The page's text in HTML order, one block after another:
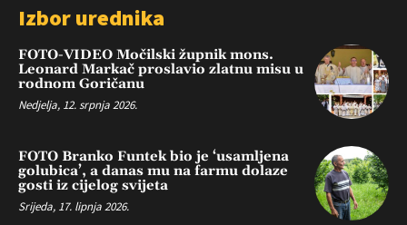
Izbor urednika
FOTO-VIDEO Močilski župnik mons.
Leonard Markač proslavio zlatnu misu u
rodnom Goričanu
Nedjelja, 12. srpnja 2026.
FOTO Branko Funtek bio je ‘usamljena
golubica’, a danas mu na farmu dolaze
gosti iz cijelog svijeta
Srijeda, 17. lipnja 2026.